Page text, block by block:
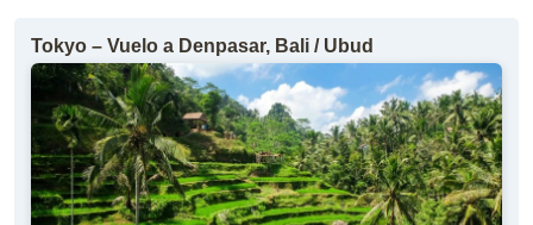
Tokyo – Vuelo a Denpasar, Bali / Ubud